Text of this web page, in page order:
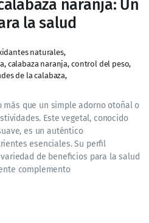
naranja: Un
la salud
naturales,
, calabaza naranja, control del peso,
de la calabaza,
más que un simple adorno otoñal o
Este vegetal, conocido
es un auténtico
esenciales. Su perfil
de beneficios para la salud
complemento